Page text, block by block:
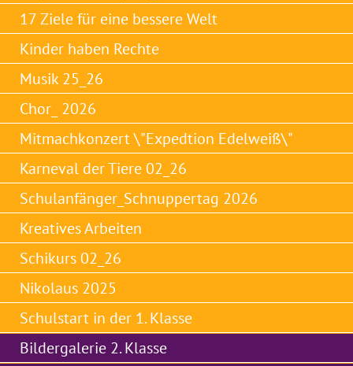
17 Ziele für eine bessere Welt
Kinder haben Rechte
Musik 25_26
Chor_ 2026
Mitmachkonzert \"Expedtion Edelweiß\"
Karneval der Tiere 02_26
Schulanfänger_Schnuppertag 2026
Kreatives Arbeiten
Schikurs 02_26
Nikolaus 2025
Schulstart in der 1. Klasse
Bildergalerie 2. Klasse